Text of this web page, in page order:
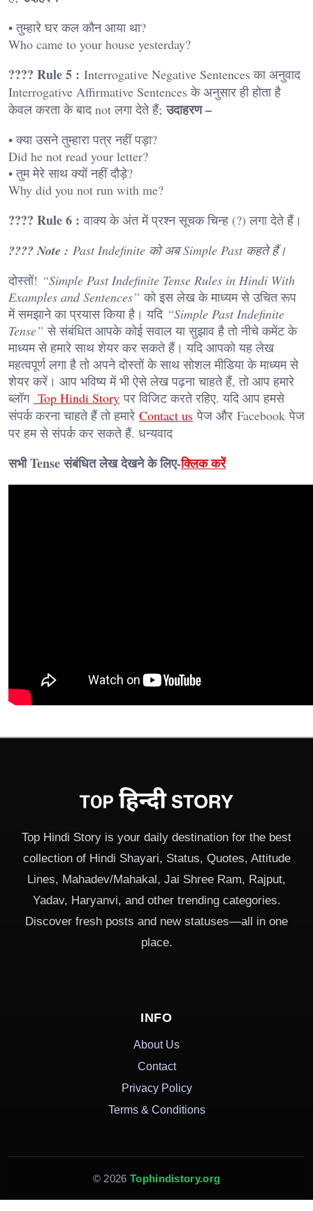
• तुम्हारे घर कल कौन आया था?
Who came to your house yesterday?
???? Rule 5 : Interrogative Negative Sentences का अनुवाद
Interrogative Affirmative Sentences के अनुसार ही होता है
केवल करता के बाद not लगा देते हैं;उदाहरण –
• क्या उसने तुम्हारा पत्र नहीं पड़ा?
Did he not read your letter?
• तुम मेरे साथ क्यों नहीं दौड़े?
Why did you not run with me?
???? Rule 6 : वाक्य के अंत में प्रश्न सूचक चिन्ह (?) लगा देते हैं।
???? Note : Past Indefinite को अब Simple Past कहते हैं।
दोस्तों! “Simple Past Indefinite Tense Rules in Hindi With
Examples and Sentences” को इस लेख के माध्यम से उचित रूप
में समझाने का प्रयास किया है। यदि “Simple Past Indefinite
Tense” से संबंधित आपके कोई सवाल या सुझाव है तो नीचे कमेंट के
माध्यम से हमारे साथ शेयर कर सकते हैं। यदि आपको यह लेख
महत्वपूर्ण लगा है तो अपने दोस्तों के साथ सोशल मीडिया के माध्यम से
शेयर करें। आप भविष्य में भी ऐसे लेख पढ़ना चाहते हैं, तो आप हमारे
ब्लॉग Top Hindi Story पर विजिट करते रहिए. यदि आप हमसे
संपर्क करना चाहते हैं तो हमारे Contact us पेज और Facebook पेज
पर हम से संपर्क कर सकते हैं. धन्यवाद
सभी Tense संबंधित लेख देखने के लिए-क्लिक करें
Top Hindi Story is your daily destination for the best
collection of Hindi Shayari, Status, Quotes, Attitude
Lines, Mahadev/Mahakal, Jai Shree Ram, Rajput,
Yadav, Haryanvi, and other trending categories.
Discover fresh posts and new statuses—all in one
place.
INFO
About Us
Contact
Privacy Policy
Terms & Conditions
© 2026 Tophindistory.org